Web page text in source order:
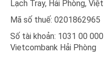
Lạch Tray, Hải Phòng, Việt
Mã số thuế: 0201862965
Số tài khoản: 1031 00
Vietcombank Hải Phòng